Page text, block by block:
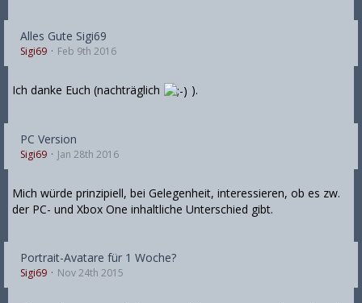
Alles Gute Sigi69
Sigi69 Feb 9th 2016
Ich danke Euch (nachträglich ).
PC Version
Sigi69 Jan 28th 2016
Mich würde prinzipiell, bei Gelegenheit, interessieren, ob es zw.
der PC- und Xbox One inhaltliche Unterschied gibt.
Portrait-Avatare für 1 Woche?
Sigi69 Nov 24th 2015